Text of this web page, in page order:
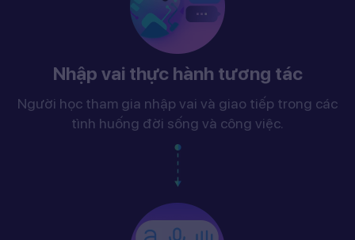
Nhập vai thực hành tương tác
Người học tham gia nhập vai và giao tiếp trong các
tình huống đời sống và công việc.